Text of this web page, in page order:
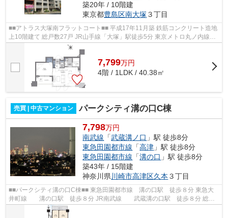
築20年 / 10階建
東京都豊島区南大塚 ３丁目
■■アトラス大塚南フラットコート■■ 平成17年11月築 鉄筋コンクリート造地
上10階建て 総戸数27戸 JR山手線「大塚」駅徒歩5分 東京メトロ丸ノ内線
「新大塚」駅徒歩6分 都電荒川線「向...
7,799万円
4階 / 1LDK / 40.38㎡
売買 | 中古マンション パークシティ溝の口C棟
7,798万円
南武線 「武蔵溝ノ口 」駅 徒歩8分
東急田園都市線 「高津 」駅 徒歩8分
東急田園都市線 「溝の口 」駅 徒歩8分
築43年 / 15階建
神奈川県 川崎市高津区久本 ３丁目
■■パークシティ溝の口C棟■■ 東急田園都市線 溝の口駅 徒歩８分 東急大
井町線 溝の口駅 徒歩８分 JR南武線 武蔵溝の口駅 徒歩８分 総戸
数２０５戸 鉄骨鉄筋コンクリート造...